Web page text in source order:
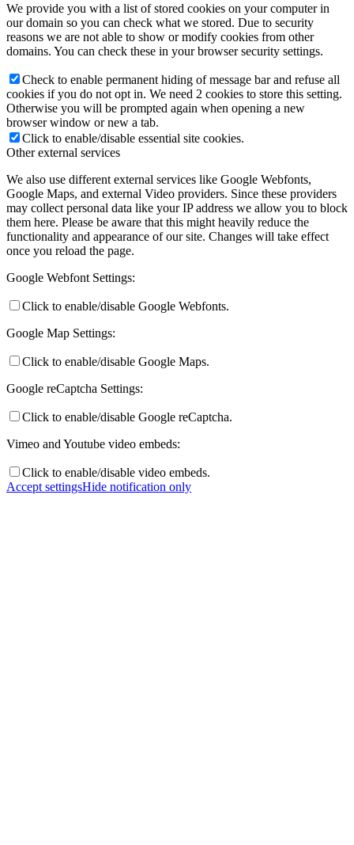
We provide you with a list of stored cookies on your computer in
our domain so you can check what we stored. Due to security
reasons we are not able to show or modify cookies from other
domains. You can check these in your browser security settings.
Check to enable permanent hiding of message bar and refuse all
cookies if you do not opt in. We need 2 cookies to store this setting.
Otherwise you will be prompted again when opening a new
browser window or new a tab.
Click to enable/disable essential site cookies.
Other external services
We also use different external services like Google Webfonts,
Google Maps, and external Video providers. Since these providers
may collect personal data like your IP address we allow you to block
them here. Please be aware that this might heavily reduce the
functionality and appearance of our site. Changes will take effect
once you reload the page.
Google Webfont Settings:
Click to enable/disable Google Webfonts.
Google Map Settings:
Click to enable/disable Google Maps.
Google reCaptcha Settings:
Click to enable/disable Google reCaptcha.
Vimeo and Youtube video embeds:
Click to enable/disable video embeds.
Accept settingsHide notification only